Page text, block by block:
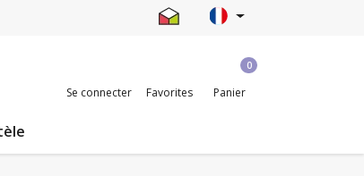
Se connecter Favorites
0
Panier